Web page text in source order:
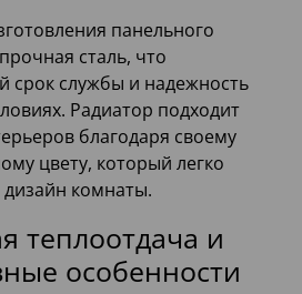
панельного
сталь, что
срок службы и надежность
Радиатор подходит
благодаря своему
цвету, который легко
комнаты.
теплоотдача и
особенности